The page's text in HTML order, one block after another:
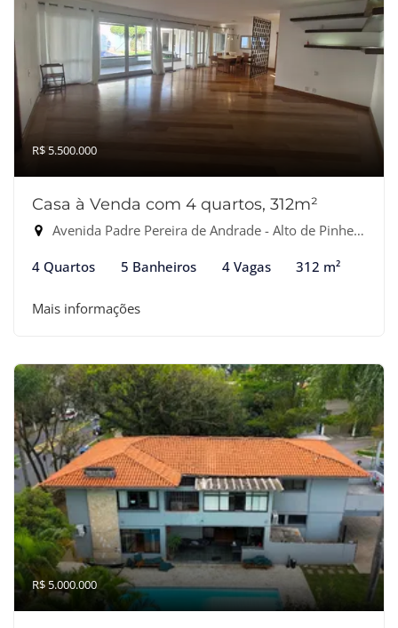
R$ 5.500.000
Casa à Venda com 4 quartos, 312m²
Avenida Padre Pereira de Andrade - Alto de Pinheiros, São Paulo-SP
4 Quartos 5 Banheiros 4 Vagas 312 m²
Mais informações
R$ 5.000.000